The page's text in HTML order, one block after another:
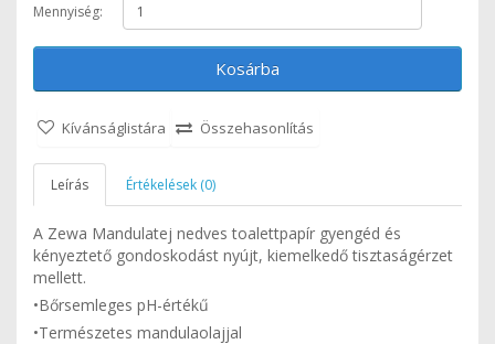
Mennyiség:
Kosárba
Kívánságlistára Összehasonlítás
Leírás Értékelések (0)
A Zewa Mandulatej nedves toalettpapír gyengéd és
kényeztető gondoskodást nyújt, kiemelkedő tisztaságérzet
mellett.
•Bőrsemleges pH-értékű
•Természetes mandulaolajjal